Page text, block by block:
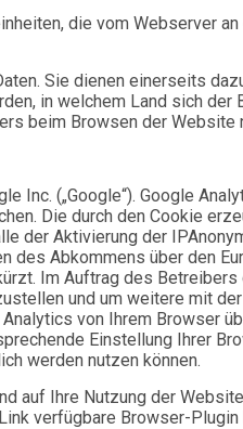
die vom Webserver
Sie dienen einerseits
in welchem Land sich
beim Browsen der Website
(„Google“). Google
Die durch den Cookie
der Aktivierung der
Abkommens über den
Im Auftrag des
und um weitere mit
von Ihrem Browser
Einstellung Ihrer
werden nutzen können.
auf Ihre Nutzung der
verfügbare Browser-